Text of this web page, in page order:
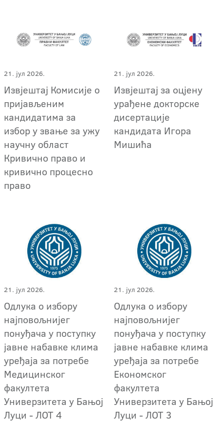
21. јул 2026.
Извјештај Комисије о
пријављеним
кандидатима за
избор у звање за ужу
научну област
Кривично право и
кривично процесно
право
21. јул 2026.
Извјештај за оцјену
урађене докторске
дисертације
кандидата Игора
Мишића
21. јул 2026.
Одлука о избору
најповољнијег
понуђача у поступку
јавне набавке клима
уређаја за потребе
Медицинског
факултета
Универзитета у Бањој
Луци - ЛОТ 4
21. јул 2026.
Одлука о избору
најповољнијег
понуђача у поступку
јавне набавке клима
уређаја за потребе
Економског
факултета
Универзитета у Бањој
Луци - ЛОТ 3